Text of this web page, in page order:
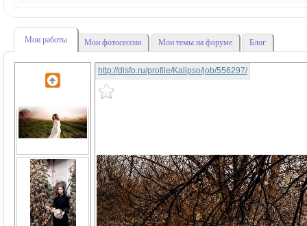
Мои работы Мои фотосессии Мои темы на форуме Блог
http://disfo.ru/profile/Kalipso/job/556297/